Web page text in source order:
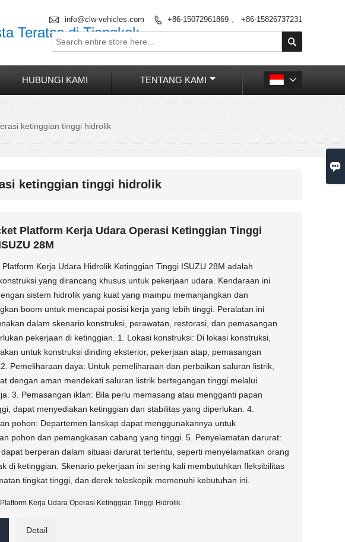

Teratas di Tiongkok
 info@clw-vehicles.com  +86-15072961869 、 +86-15826737231

HUBUNGI KAMI TENTANG KAMI 
ketinggian tinggi hidrolik
ketinggian tinggi hidrolik
Platform Kerja Udara Operasi Ketinggian Tinggi
28M
Platform Kerja Udara Hidrolik Ketinggian Tinggi ISUZU 28M adalah
yang dirancang khusus untuk pekerjaan udara. Kendaraan ini
sistem hidrolik yang kuat yang mampu memanjangkan dan
boom untuk mencapai posisi kerja yang lebih tinggi. Peralatan ini
dalam skenario konstruksi, perawatan, restorasi, dan pemasangan
pekerjaan di ketinggian. 1. Lokasi konstruksi: Di ​​lokasi konstruksi,
untuk konstruksi dinding eksterior, pekerjaan atap, pemasangan
Pemeliharaan daya: Untuk pemeliharaan dan perbaikan saluran listrik,
dengan aman mendekati saluran listrik bertegangan tinggi melalui
3. Pemasangan iklan: Bila perlu memasang atau mengganti papan
dapat menyediakan ketinggian dan stabilitas yang diperlukan. 4.
pohon: Departemen lanskap dapat menggunakannya untuk
pohon dan pemangkasan cabang yang tinggi. 5. Penyelamatan darurat:
berperan dalam situasi darurat tertentu, seperti menyelamatkan orang
di ketinggian. Skenario pekerjaan ini sering kali membutuhkan fleksibilitas
tingkat tinggi, dan derek teleskopik memenuhi kebutuhan ini.
Kerja Udara Operasi Ketinggian Tinggi Hidrolik
Detail